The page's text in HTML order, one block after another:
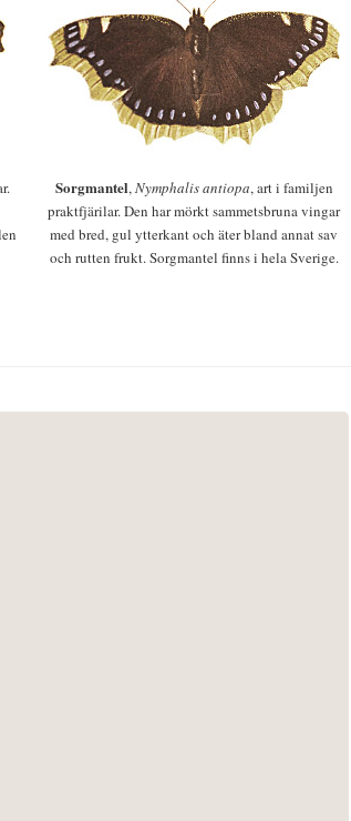
Sorgmantel,Nymphalis antiopa, art i familjen
praktfjärilar. Den har mörkt sammetsbruna vingar
med bred, gul ytterkant och äter bland annat sav
och rutten frukt. Sorgmantel finns i hela Sverige.